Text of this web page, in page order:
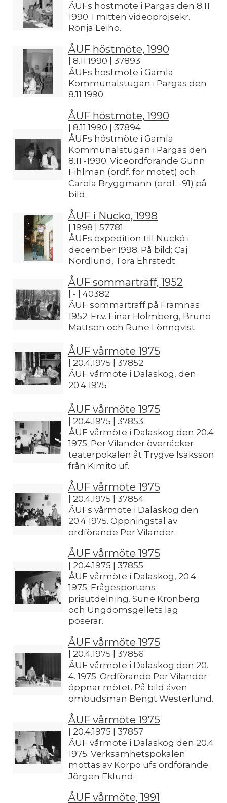
ÅUFs höstmöte i Pargas den 8.11
1990. I mitten videoprojsekr.
Ronja Leiho.
ÅUF höstmöte, 1990
| 8.11.1990 | 37893
ÅUFs höstmöte i Gamla
Kommunalstugan i Pargas den
8.11 1990.
ÅUF höstmöte, 1990
| 8.11.1990 | 37894
ÅUFs höstmöte i Gamla
Kommunalstugan i Pargas den
8.11 -1990. Viceordförande Gunn
Fihlman (ordf. för mötet) och
Carola Bryggmann (ordf. -91) på
bild.
ÅUF i Nuckö, 1998
| 1998 | 57781
ÅUFs expedition till Nuckö i
december 1998. På bild: Caj
Nordlund, Tora Ehrstedt
ÅUF sommarträff, 1952
| - | 40382
ÅUF sommarträff på Framnäs
1952. Fr.v. Einar Holmberg, Bruno
Mattson och Rune Lönnqvist.
ÅUF vårmöte 1975
| 20.4.1975 | 37852
ÅUF vårmöte i Dalaskog, den
20.4 1975
ÅUF vårmöte 1975
| 20.4.1975 | 37853
ÅUF vårmöte i Dalaskog den 20.4
1975. Per Vilander överräcker
teaterpokalen åt Trygve Isaksson
från Kimito uf.
ÅUF vårmöte 1975
| 20.4.1975 | 37854
ÅUFs vårmöte i Dalaskog den
20.4 1975. Öppningstal av
ordförande Per Vilander.
ÅUF vårmöte 1975
| 20.4.1975 | 37855
ÅUF vårmöte i Dalaskog, 20.4
1975. Frågesportens
prisutdelning. Sune Kronberg
och Ungdomsgellets lag
poserar.
ÅUF vårmöte 1975
| 20.4.1975 | 37856
ÅUF vårmöte i Dalaskog den 20.
4. 1975. Ordförande Per Vilander
öppnar mötet. På bild även
ombudsman Bengt Westerlund.
ÅUF vårmöte 1975
| 20.4.1975 | 37857
ÅUF vårmöte i Dalaskog den 20.4
1975. Verksamhetspokalen
mottas av Korpo ufs ordförande
Jörgen Eklund.
ÅUF vårmöte, 1991